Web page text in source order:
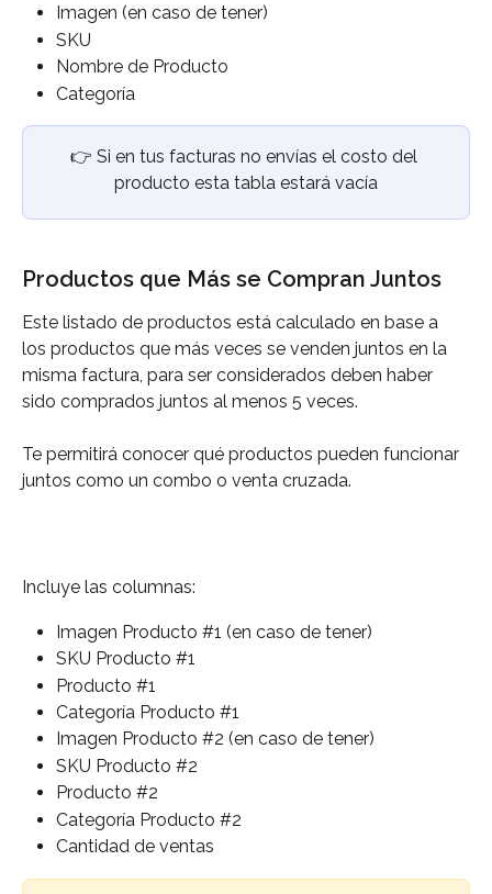
Imagen (en caso de tener)
SKU
Nombre de Producto
Categoría
👉 Si en tus facturas no envías el costo del
producto esta tabla estará vacía
Productos que Más se Compran Juntos
Este listado de productos está calculado en base a
los productos que más veces se venden juntos en la
misma factura, para ser considerados deben haber
sido comprados juntos al menos 5 veces.
Te permitirá conocer qué productos pueden funcionar
juntos como un combo o venta cruzada.
Incluye las columnas:
Imagen Producto #1 (en caso de tener)
SKU Producto #1
Producto #1
Categoría Producto #1
Imagen Producto #2 (en caso de tener)
SKU Producto #2
Producto #2
Categoría Producto #2
Cantidad de ventas